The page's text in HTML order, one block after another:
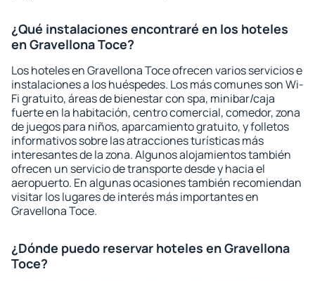
¿Qué instalaciones encontraré en los hoteles
en Gravellona Toce?
Los hoteles en Gravellona Toce ofrecen varios servicios e
instalaciones a los huéspedes. Los más comunes son Wi-
Fi gratuito, áreas de bienestar con spa, minibar/caja
fuerte en la habitación, centro comercial, comedor, zona
de juegos para niños, aparcamiento gratuito, y folletos
informativos sobre las atracciones turísticas más
interesantes de la zona. Algunos alojamientos también
ofrecen un servicio de transporte desde y hacia el
aeropuerto. En algunas ocasiones también recomiendan
visitar los lugares de interés más importantes en
Gravellona Toce.
¿Dónde puedo reservar hoteles en Gravellona
Toce?